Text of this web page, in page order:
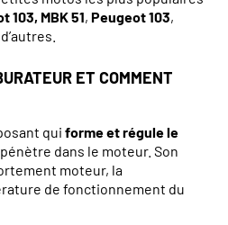
103, MBK 51, Peugeot 103,
ET COMMENT
qui forme et régule le
dans le moteur. Son
moteur, la
de fonctionnement du